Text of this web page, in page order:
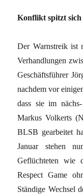
Konflikt spitzt sich
Der Warnstreik ist
Verhandlungen
Geschäftsführer
nachdem vor
dass sie im
Markus Volkerts
BLSB gearbeitet
Januar stehen
Geflüchteten wie
Respect Game
Ständige Wechsel